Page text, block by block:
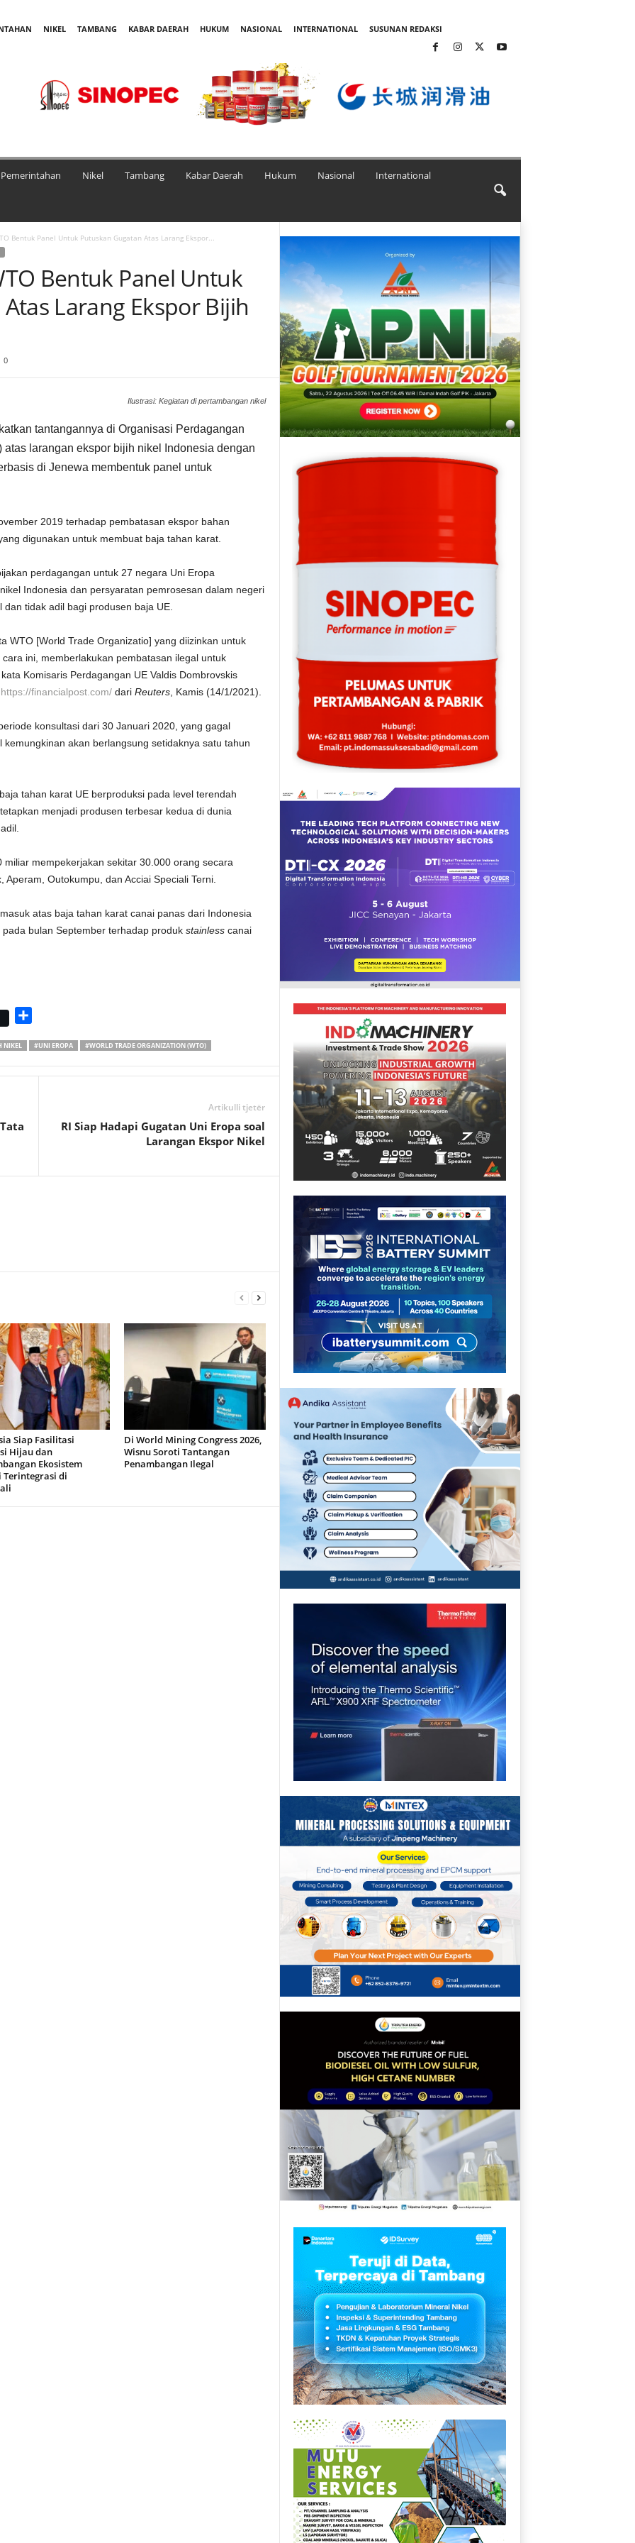
NIKEL TAMBANG KABAR DAERAH HUKUM NASIONAL INTERNATIONAL SUSUNAN REDAKSI
Pemerintahan Nikel Tambang Kabar Daerah Hukum Nasional International
Bentuk Panel Untuk Putuskan Gugatan Atas Larang Ekspor...
Bentuk Panel Untuk
Larang Ekspor Bijih
0
Ilustrasi: Kegiatan di pertambangan nikel
tantangannya di Organisasi Perdagangan
atas larangan ekspor bijih nikel Indonesia dengan
di Jenewa membentuk panel untuk
2019 terhadap pembatasan ekspor bahan
digunakan untuk membuat baja tahan karat.
perdagangan untuk 27 negara Uni Eropa
Indonesia dan persyaratan pemrosesan dalam negeri
tidak adil bagi produsen baja UE.
WTO [World Trade Organizatio] yang diizinkan untuk
ini, memberlakukan pembatasan ilegal untuk
Komisaris Perdagangan UE Valdis Dombrovskis
https://financialpost.com/dari Reuters, Kamis (14/1/2021).
konsultasi dari 30 Januari 2020, yang gagal
akan berlangsung setidaknya satu tahun
tahan karat UE berproduksi pada level terendah
menjadi produsen terbesar kedua di dunia
mempekerjakan sekitar 30.000 orang secara
Outokumpu, dan Acciai Speciali Terni.
atas baja tahan karat canai panas dari Indonesia
bulan September terhadap produk stainlesscanai
a
r
NIKEL #UNI EROPA #WORLD TRADE ORGANIZATION (WTO)
Artikulli tjetër
RI Siap Hadapi Gugatan Uni Eropa soal
Larangan Ekspor Nikel
Siap Fasilitasi
Hijau dan
Ekosistem
Terintegrasi di
Di World Mining Congress 2026,
Wisnu Soroti Tantangan
Penambangan Ilegal